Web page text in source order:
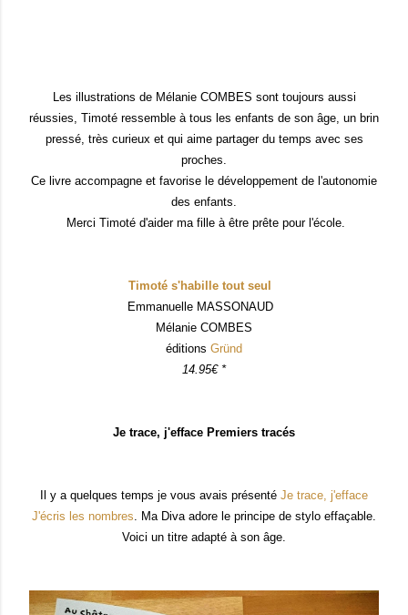
Les illustrations de Mélanie COMBES sont toujours aussi
réussies, Timoté ressemble à tous les enfants de son âge, un brin
pressé, très curieux et qui aime partager du temps avec ses
proches.
Ce livre accompagne et favorise le dével oppement de l'autonomie
des enfants
Merci Timoté d'aider ma fille à être prête pour l 'école.
Timoté s'habille tout seul
Emmanuelle MASSONAUD
Mélanie COMBES
éditions Gründ
14.95€ *
Je trace, j'efface Premiers tracés
Il y a quelques temps je vous avais présenté Je trace, j'efface
J'écris les nombres . Ma Diva adore le principe de stylo effaçable
Voici un titre adapté à son âge.